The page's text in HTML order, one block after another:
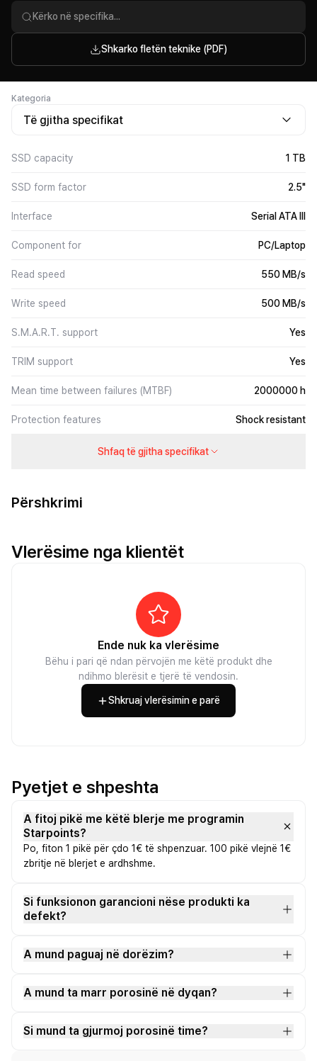
Shkarko fletën teknike (PDF)
Kategoria
Të gjitha specifikat
SSD capacity 1 TB
SSD form factor 2.5"
Interface Serial ATA III
Component for PC/Laptop
Read speed 550 MB/s
Write speed 500 MB/s
S.M.A.R.T. support Yes
TRIM support Yes
Mean time between failures (MTBF) 2000000 h
Protection features Shock resistant
Shfaq të gjitha specifikat
Përshkrimi
Vlerësime nga klientët
Ende nuk ka vlerësime
Bëhu i pari që ndan përvojën me këtë produkt dhe
ndihmo blerësit e tjerë të vendosin.
Shkruaj vlerësimin e parë
Pyetjet e shpeshta
A fitoj pikë me këtë blerje me programin
Starpoints?
Po, fiton 1 pikë për çdo 1€ të shpenzuar. 100 pikë vlejnë 1€
zbritje në blerjet e ardhshme.
Si funksionon garancioni nëse produkti ka
defekt?
A mund paguaj në dorëzim?
A mund ta marr porosinë në dyqan?
Si mund ta gjurmoj porosinë time?